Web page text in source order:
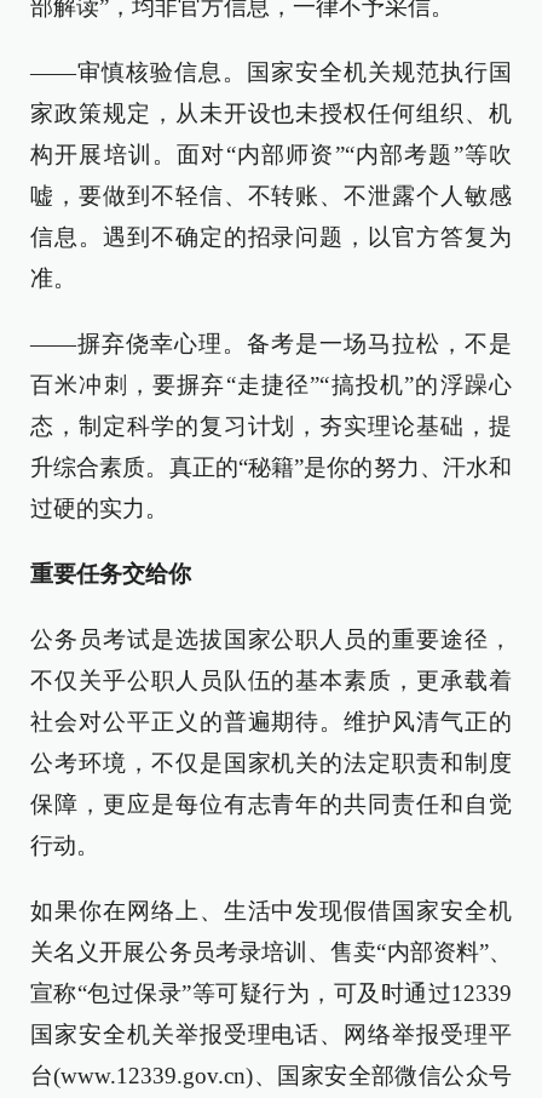
部解读”，均非官方信息，一律不予采信。
——审慎核验信息。国家安全机关规范执行国
家政策规定，从未开设也未授权任何组织、机
构开展培训。面对“内部师资”“内部考题”等吹
嘘，要做到不轻信、不转账、不泄露个人敏感
信息。遇到不确定的招录问题，以官方答复为
准。
——摒弃侥幸心理。备考是一场马拉松，不是
百米冲刺，要摒弃“走捷径”“搞投机”的浮躁心
态，制定科学的复习计划，夯实理论基础，提
升综合素质。真正的“秘籍”是你的努力、汗水和
过硬的实力。
重要任务交给你
公务员考试是选拔国家公职人员的重要途径，
不仅关乎公职人员队伍的基本素质，更承载着
社会对公平正义的普遍期待。维护风清气正的
公考环境，不仅是国家机关的法定职责和制度
保障，更应是每位有志青年的共同责任和自觉
行动。
如果你在网络上、生活中发现假借国家安全机
关名义开展公务员考录培训、售卖“内部资料”、
宣称“包过保录”等可疑行为，可及时通过12339
国家安全机关举报受理电话、网络举报受理平
台(www.12339.gov.cn)、国家安全部微信公众号